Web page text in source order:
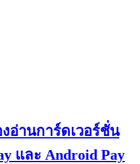
อ่านการ์ดเวอร์ชั่น
และ Android Pay